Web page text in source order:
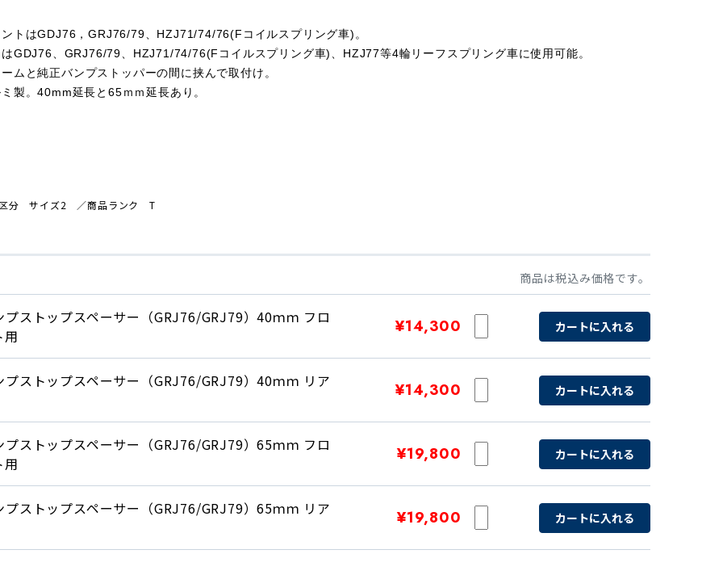
ントはGDJ76，GRJ76/79、HZJ71/74/76(Fコイルスプリング車)。
はGDJ76、GRJ76/79、HZJ71/74/76(Fコイルスプリング車)、HZJ77等4輪リーフスプリング車に使用可能。
ムと純正バンプストッパーの間に挟んで取付け。
製。40mm延長と65ｍｍ延長あり。
分 サイズ2 ／商品ランク T
商品は税込み価格です。
プストップスペーサー（GRJ76/GRJ79）40ｍｍ フロ
用
¥14,300 カートに入れる
プストップスペーサー（GRJ76/GRJ79）40ｍｍ リア
¥14,300 カートに入れる
プストップスペーサー（GRJ76/GRJ79）65ｍｍ フロ
用
¥19,800 カートに入れる
プストップスペーサー（GRJ76/GRJ79）65ｍｍ リア
¥19,800 カートに入れる